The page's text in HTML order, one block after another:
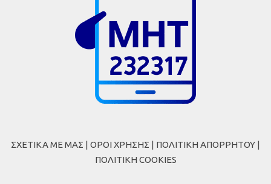
ΣΧΕΤΙΚΑ ΜΕ ΜΑΣ | ΟΡΟΙ ΧΡΗΣΗΣ | ΠΟΛΙΤΙΚΗ ΑΠΟΡΡΗΤΟΥ |
ΠΟΛΙΤΙΚΗ COOKIES